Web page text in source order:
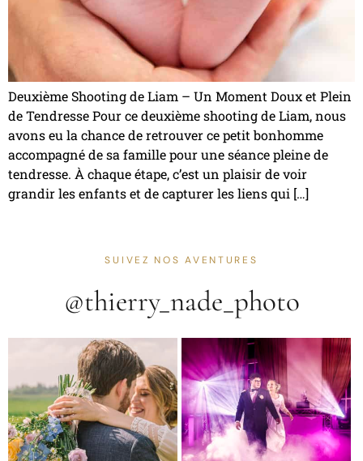
Deuxième Shooting de Liam – Un Moment Doux et Plein
de Tendresse Pour ce deuxième shooting de Liam, nous
avons eu la chance de retrouver ce petit bonhomme
accompagné de sa famille pour une séance pleine de
tendresse. À chaque étape, c’est un plaisir de voir
grandir les enfants et de capturer les liens qui […]
SUIVEZ NOS AVENTURES
@thierry_nade_photo